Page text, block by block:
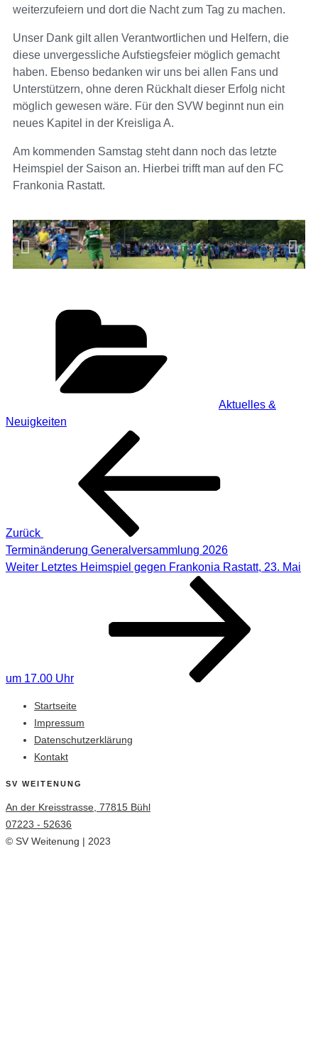
weiterzufeiern und dort die Nacht zum Tag zu machen.
Unser Dank gilt allen Verantwortlichen und Helfern, die
diese unvergessliche Aufstiegsfeier möglich gemacht
haben. Ebenso bedanken wir uns bei allen Fans und
Unterstützern, ohne deren Rückhalt dieser Erfolg nicht
möglich gewesen wäre. Für den SVW beginnt nun ein
neues Kapitel in der Kreisliga A.
Am kommenden Samstag steht dann noch das letzte
Heimspiel der Saison an. Hierbei trifft man auf den FC
Frankonia Rastatt.
Aktuelles &
Neuigkeiten
Zurück
Terminänderung Generalversammlung 2026
Weiter Letztes Heimspiel gegen Frankonia Rastatt, 23. Mai
um 17.00 Uhr
Startseite
Impressum
Datenschutzerklärung
Kontakt
SV WEITENUNG
An der Kreisstrasse, 77815 Bühl
07223 - 52636
© SV Weitenung | 2023